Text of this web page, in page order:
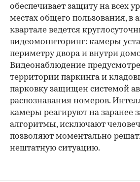
обеспечивает защиту на всех
местах общего пользования, в
квартале ведется
видеомониторинг: камеры
периметру двора и внутри
Видеонаблюдение
территории паркинга и
парковку защищен системой
распознавания номеров.
камеры реагируют на заранее
алгоритмы, исключают
позволяют моментально
нештатную ситуацию.